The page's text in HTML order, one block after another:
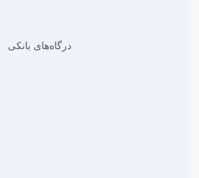
درگاه‌های بانکی